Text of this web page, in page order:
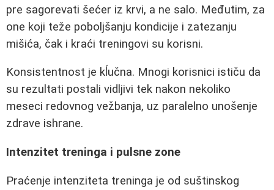
pre sagorevati šećer iz krvi, a ne salo. Međutim, za
one koji teže poboljšanju kondicije i zatezanju
mišića, čak i kraći treningovi su korisni.
Konsistentnost je kĺučna. Mnogi korisnici ističu da
su rezultati postali vidljivi tek nakon nekoliko
meseci redovnog vežbanja, uz paralelno unošenje
zdrave ishrane.
Intenzitet treninga i pulsne zone
Praćenje intenziteta treninga je od suštinskog